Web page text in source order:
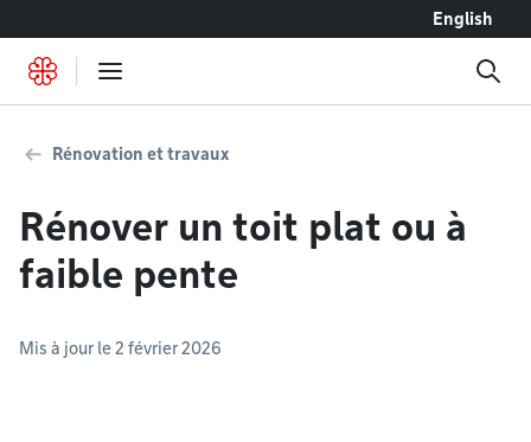
English
Rénovation et travaux
Rénover un toit plat ou à
faible pente
Mis à jour le 2 février 2026